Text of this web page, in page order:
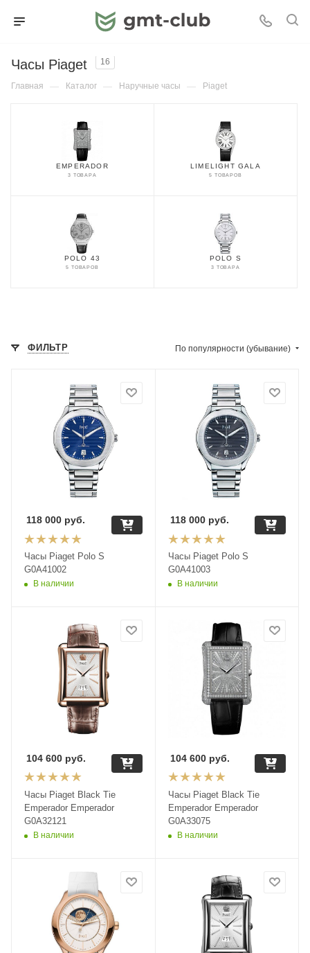
Часы Piaget 16
Главная — Каталог — Наручные часы — Piaget
EMPERADOR
3 ТОВАРА
LIMELIGHT GALA
5 ТОВАРОВ
POLO 43
5 ТОВАРОВ
POLO S
3 ТОВАРА
ФИЛЬТР По популярности (убывание)
Часы Piaget Polo S
G0A41002
В наличии
118 000 руб.
Часы Piaget Polo S
G0A41003
В наличии
118 000руб.
Часы Piaget Black Tie
Emperador Emperador
G0A32121
В наличии
104 600 руб.
Часы Piaget Black Tie
Emperador Emperador
G0A33075
В наличии
104 600руб.